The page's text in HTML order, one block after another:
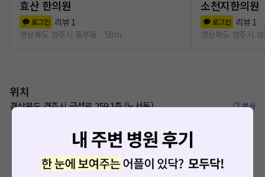
효산 한의원
로그인 리뷰 1
경상북도 경주시 중부동
58m
소천지한의원
로그인 리뷰 1
경상북도 경주시
위치
경상북도 경주시 금성로 259 1층 (노서동) 복사